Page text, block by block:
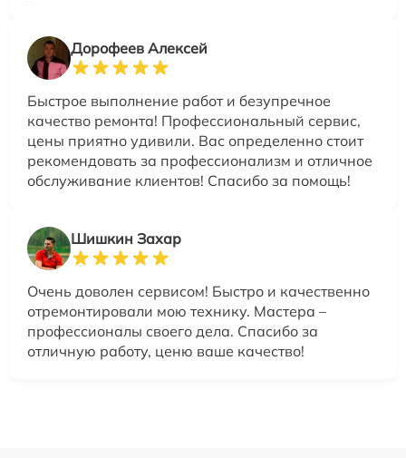
Дорофеев Алексей
Быстрое выполнение работ и безупречное
качество ремонта! Профессиональный сервис,
цены приятно удивили. Вас определенно стоит
рекомендовать за профессионализм и отличное
обслуживание клиентов! Спасибо за помощь!
Шишкин Захар
Очень доволен сервисом! Быстро и качественно
отремонтировали мою технику. Мастера –
профессионалы своего дела. Спасибо за
отличную работу, ценю ваше качество!